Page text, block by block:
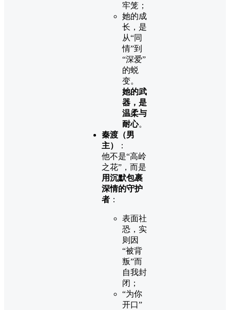
牢笼；
她的成
长，是
从“同
情”到
“深爱”
的蜕
变。
她的武
器，是
温柔与
耐心。
秦渡（男
主）
：
他不是“高岭
之花”，而是
用沉默包裹
深情的守护
者 ：
表面社
恐，实
则因
“被背
叛”而
自我封
闭；
“为你
开口”